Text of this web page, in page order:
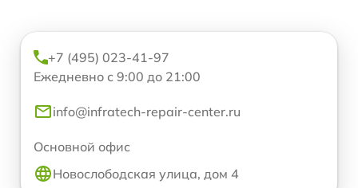
+7 (495) 023-41-97
Ежедневно с 9:00 до 21:00
info@infratech-repair-center.ru
Основной офис
Новослободская улица, дом 4